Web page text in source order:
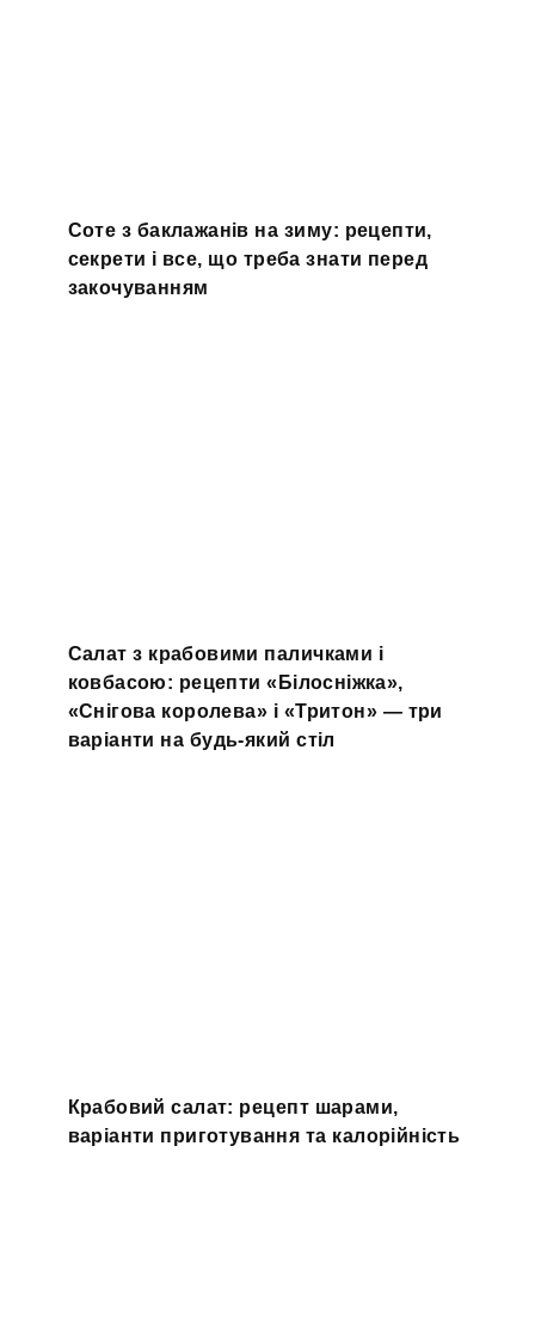
Соте з баклажанів на зиму: рецепти,
секрети і все, що треба знати перед
закочуванням
Салат з крабовими паличками і
ковбасою: рецепти «Білосніжка»,
«Снігова королева» і «Тритон» — три
варіанти на будь-який стіл
Крабовий салат: рецепт шарами,
варіанти приготування та калорійність